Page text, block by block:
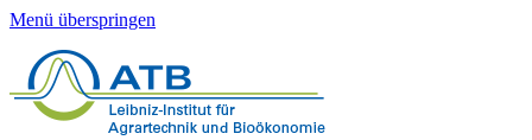
Menü überspringen